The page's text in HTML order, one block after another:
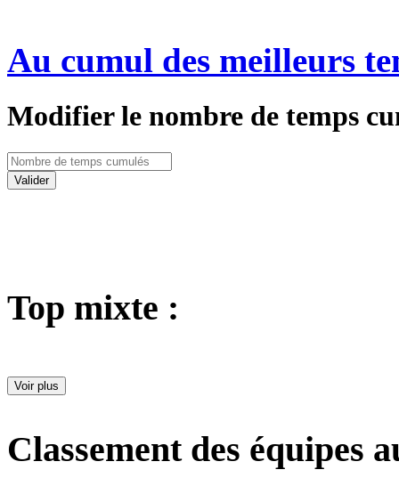
Au cumul des meilleurs
Modifier le nombre de temps
Valider
Top mixte :
Voir plus
Classement des équipes